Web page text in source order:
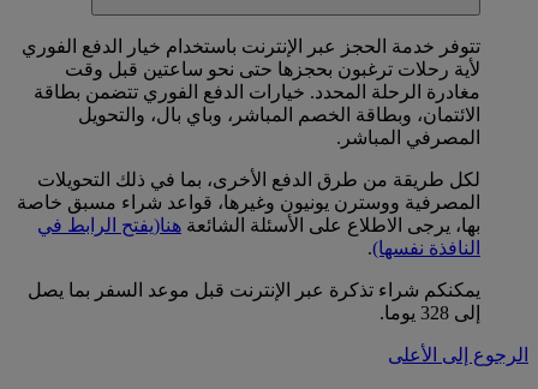
تتوفر خدمة الحجز عبر الإنترنت باستخدام خيار الدفع الفوري
لأية رحلات ترغبون بحجزها حتى نحو ساعتين قبل وقت
مغادرة الرحلة المحدد. خيارات الدفع الفوري تتضمن بطاقة
الائتمان، وبطاقة الخصم المباشر، وباي بال، والتحويل
المصرفي المباشر.
لكل طريقة من طرق الدفع الأخرى، بما في ذلك التحويلات
المصرفية ووسترن يونيون وغيرها، قواعد شراء مسبق خاصة
بها، يرجى الاطلاع على الأسئلة الشائعة هنا(يفتح الرابط في
النافذة نفسها).
يمكنكم شراء تذكرة عبر الإنترنت قبل موعد السفر بما يصل
إلى 328 يوما.
الرجوع إلى الأعلى